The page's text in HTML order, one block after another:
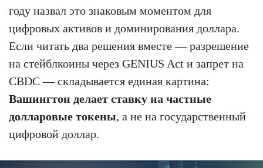
году назвал это знаковым моментом для
цифровых активов и доминирования доллара.
Если читать два решения вместе — разрешение
на стейблкоины через GENIUS Act и запрет на
CBDC — складывается единая картина:
Вашингтон делает ставку на частные
долларовые токены, а не на государственный
цифровой доллар.